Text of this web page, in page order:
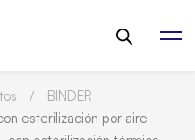
BINDER
esterilización por aire